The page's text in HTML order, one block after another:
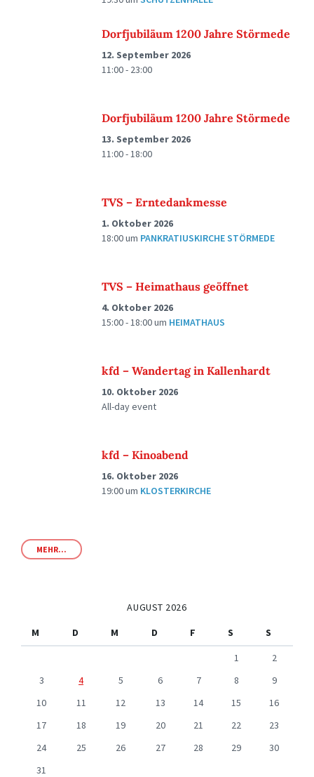
Dorfjubiläum 1200 Jahre Störmede
12. September 2026
11:00 - 23:00
Dorfjubiläum 1200 Jahre Störmede
13. September 2026
11:00 - 18:00
TVS – Erntedankmesse
1. Oktober 2026
18:00um PANKRATIUSKIRCHE STÖRMEDE
TVS – Heimathaus geöffnet
4. Oktober 2026
15:00 - 18:00um HEIMATHAUS
kfd – Wandertag in Kallenhardt
10. Oktober 2026
All-day event
kfd – Kinoabend
16. Oktober 2026
19:00um KLOSTERKIRCHE
MEHR...
AUGUST 2026
M
D M D F S
S
1
2
3
4 5 6 7 8
9
10
11 12 13 14 15
16
17
18 19 20 21 22
23
24
25 26 27 28 29
30
31